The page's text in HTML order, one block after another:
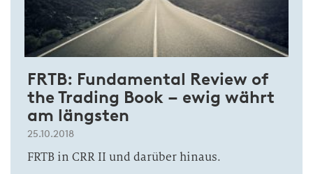
FRTB: Fundamental Review of
the Trading Book – ewig währt
am längsten
25.10.2018
FRTB in CRR II und darüber hinaus.